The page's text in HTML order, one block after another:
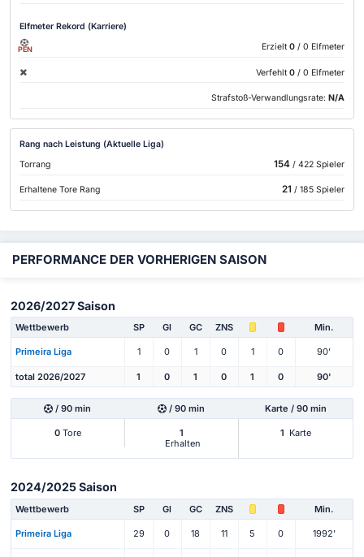
Elfmeter Rekord (Karriere)
PEN Erzielt 0 / 0 Elfmeter
Verfehlt 0 / 0 Elfmeter
Strafstoß-Verwandlungsrate: N/A
Rang nach Leistung (Aktuelle Liga)
Torrang
154/ 422 Spieler
Erhaltene Tore Rang 21 / 185 Spieler
PERFORMANCE DER VORHERIGEN SAISON
2026/2027 Saison
Wettbewerb SP Gl GC ZNS Min.
Primeira Liga 1 0 1 0 1 0 90'
total 2026/2027 1 0 1 0 1 0 90'
/ 90 min / 90 min Karte / 90 min
0Tore
1
Erhalten
1 Karte
2024/2025 Saison
Wettbewerb SP Gl GC ZNS Min.
Primeira Liga 29 0 18 11 5 0 1992'